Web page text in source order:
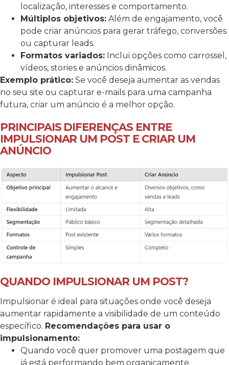
localização, interesses e comportamento.
Múltiplos objetivos: Além de engajamento, você
pode criar anúncios para gerar tráfego, conversões
ou capturar leads.
Formatos variados: Inclui opções como carrossel,
vídeos, stories e anúncios dinâmicos.
Exemplo prático: Se você deseja aumentar as vendas
no seu site ou capturar e-mails para uma campanha
futura, criar um anúncio é a melhor opção.
PRINCIPAIS DIFERENÇAS ENTRE
IMPULSIONAR UM POST E CRIAR UM
ANÚNCIO
QUANDO IMPULSIONAR UM POST?
Impulsionar é ideal para situações onde você deseja
aumentar rapidamente a visibilidade de um conteúdo
específico. Recomendações para usar o
impulsionamento:
Quando você quer promover uma postagem que
já está performando bem organicamente.